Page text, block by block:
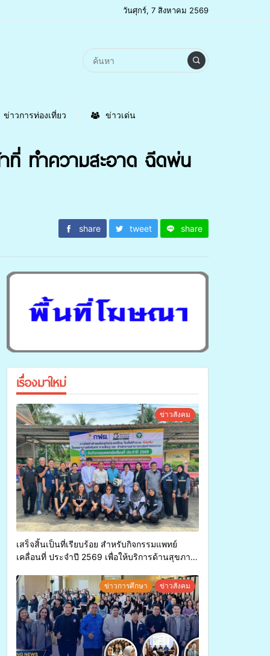
วันศุกร์, 7 สิงหาคม 2569
ข่าวการท่องเที่ยว ข่าวเด่น
าที่ ทำความสะอาด ฉีดพ่น
share tweet share
เรื่องมาใหม่
ข่าวสังคม
เสร็จสิ้นเป็นที่เรียบร้อย สำหรับกิจกรรมแพทย์
เคลื่อนที่ ประจำปี 2569 เพื่อให้บริการด้านสุขภาพ
ข่าวการศึกษา ข่าวสังคม